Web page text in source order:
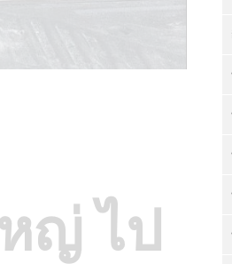
ญ่ ไป